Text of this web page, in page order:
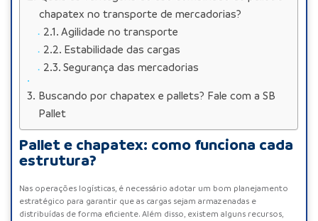
chapatex no transporte de mercadorias?
Agilidade no transporte
Estabilidade das cargas
Segurança das mercadorias
Buscando por chapatex e pallets? Fale com a SB
Pallet
Pallet e chapatex: como funciona cada
estrutura?
Nas operações logísticas, é necessário adotar um bom planejamento
estratégico para garantir que as cargas sejam armazenadas e
distribuídas de forma eficiente. Além disso, existem alguns recursos,